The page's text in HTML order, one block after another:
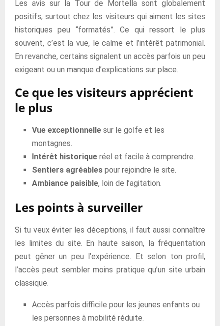
Les avis sur la Tour de Mortella sont globalement
positifs, surtout chez les visiteurs qui aiment les sites
historiques peu “formatés”. Ce qui ressort le plus
souvent, c’est la vue, le calme et l’intérêt patrimonial.
En revanche, certains signalent un accès parfois un peu
exigeant ou un manque d’explications sur place.
Ce que les visiteurs apprécient
le plus
Vue exceptionnelle sur le golfe et les
montagnes.
Intérêt historique réel et facile à comprendre.
Sentiers agréables pour rejoindre le site.
Ambiance paisible, loin de l’agitation.
Les points à surveiller
Si tu veux éviter les déceptions, il faut aussi connaître
les limites du site. En haute saison, la fréquentation
peut gêner un peu l’expérience. Et selon ton profil,
l’accès peut sembler moins pratique qu’un site urbain
classique.
Accès parfois difficile pour les jeunes enfants ou
les personnes à mobilité réduite.